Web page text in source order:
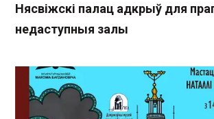
Нясвіжскі палац адкрыў для
недаступныя залы